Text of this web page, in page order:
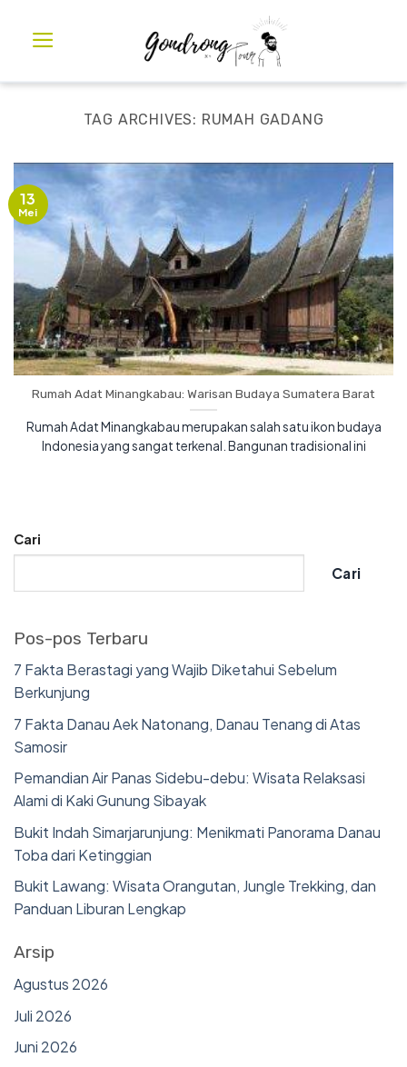
TAG ARCHIVES: RUMAH GADANG
Rumah Adat Minangkabau: Warisan Budaya Sumatera Barat
Rumah Adat Minangkabau merupakan salah satu ikon budaya
Indonesia yang sangat terkenal. Bangunan tradisional ini
13
Mei
Cari
Cari
Pos-pos Terbaru
7 Fakta Berastagi yang Wajib Diketahui Sebelum
Berkunjung
7 Fakta Danau Aek Natonang, Danau Tenang di Atas
Samosir
Pemandian Air Panas Sidebu-debu: Wisata Relaksasi
Alami di Kaki Gunung Sibayak
Bukit Indah Simarjarunjung: Menikmati Panorama Danau
Toba dari Ketinggian
Bukit Lawang: Wisata Orangutan, Jungle Trekking, dan
Panduan Liburan Lengkap
Arsip
Agustus 2026
Juli 2026
Juni 2026